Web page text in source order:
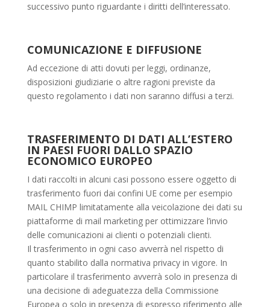
successivo punto riguardante i diritti dell’interessato.
COMUNICAZIONE E DIFFUSIONE
Ad eccezione di atti dovuti per leggi, ordinanze,
disposizioni giudiziarie o altre ragioni previste da
questo regolamento i dati non saranno diffusi a terzi.
TRASFERIMENTO DI DATI ALL’ESTERO
IN PAESI FUORI DALLO SPAZIO
ECONOMICO EUROPEO
I dati raccolti in alcuni casi possono essere oggetto di
trasferimento fuori dai confini UE come per esempio
MAIL CHIMP limitatamente alla veicolazione dei dati su
piattaforme di mail marketing per ottimizzare l’invio
delle comunicazioni ai clienti o potenziali clienti.
Il trasferimento in ogni caso avverrà nel rispetto di
quanto stabilito dalla normativa privacy in vigore. In
particolare il trasferimento avverrà solo in presenza di
una decisione di adeguatezza della Commissione
Europea o solo in presenza di espresso riferimento alle